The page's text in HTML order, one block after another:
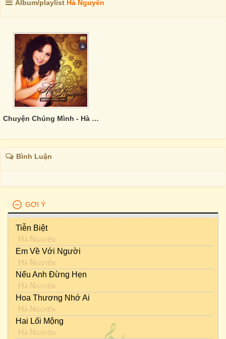
Album/playlist Hà Nguyên
Chuyện Chúng Mình - Hà Nguyên
Bình Luận
GỢI Ý
Tiễn Biệt
Hà Nguyên
Em Về Với Người
Hà Nguyên
Nếu Anh Đừng Hẹn
Hà Nguyên
Hoa Thương Nhớ Ai
Hà Nguyên
Hai Lối Mộng
Hà Nguyên